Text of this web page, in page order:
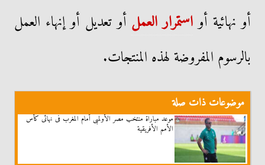
أو نهائية أواستمرار العمل أو تعديل أو إنهاء العمل
بالرسوم المفروضة لهذه المنتجات.
موضوعات ذات صلة
موعد مباراة منتخب مصر الأولمبى أمام المغرب فى نهائى كأس
الأمم الأفريقية